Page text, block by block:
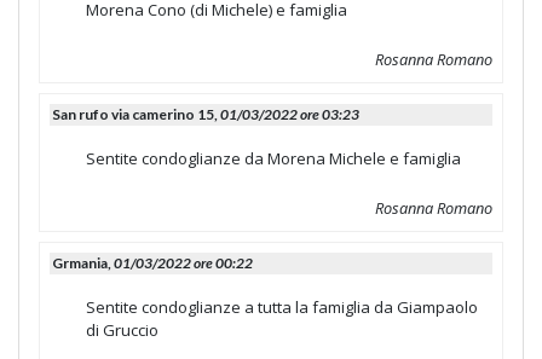
Morena Cono (di Michele) e famiglia
Rosanna Romano
San rufo via camerino 15, 01/03/2022 ore 03:23
Sentite condoglianze da Morena Michele e famiglia
Rosanna Romano
Grmania, 01/03/2022 ore 00:22
Sentite condoglianze a tutta la famiglia da Giampaolo
di Gruccio